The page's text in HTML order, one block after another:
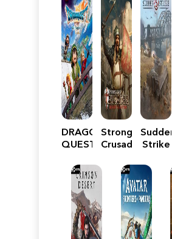
DRAGON
QUEST
Reimagined
Stronghold
Crusader:
Edition
Sudden
Strike